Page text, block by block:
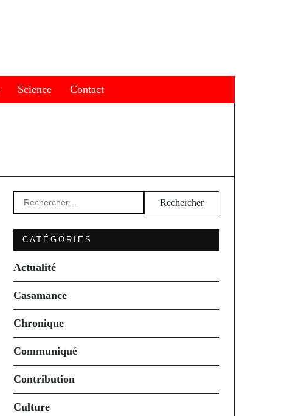
Science Contact
Rechercher :
CATÉGORIES
Actualité
Casamance
Chronique
Communiqué
Contribution
Culture